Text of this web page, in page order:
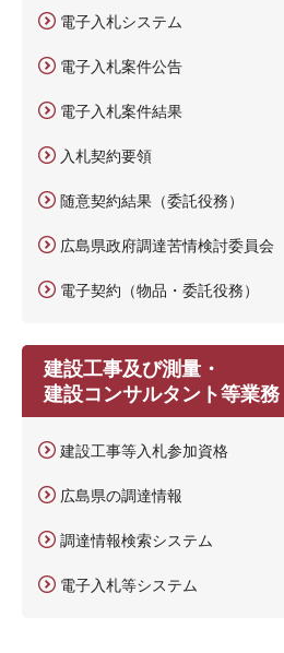
電子入札システム
電子入札案件公告
電子入札案件結果
入札契約要領
随意契約結果（委託役務）
広島県政府調達苦情検討委員会
電子契約（物品・委託役務）
建設工事及び測量・
建設コンサルタント等業務
建設工事等入札参加資格
広島県の調達情報
調達情報検索システム
電子入札等システム